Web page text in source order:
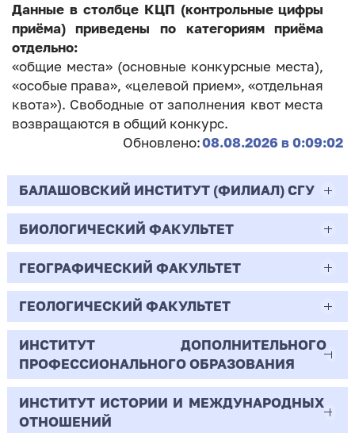
Данные в столбце КЦП (контрольные цифры
приёма) приведены по категориям приёма
отдельно:
«общие места» (основные конкурсные места),
«особые права», «целевой прием», «отдельная
квота»). Свободные от заполнения квот места
возвращаются в общий конкурс.
Обновлено:08.08.2026 в 0:09:02
БАЛАШОВСКИЙ ИНСТИТУТ (ФИЛИАЛ) СГУ
44.03.02
Психолого-педагогическое образование
Очная | Бакалавр
Всего бюджетных мест - 10
Бюджет/
Общие места
Профиль: Практическая
психология образования
БИОЛОГИЧЕСКИЙ ФАКУЛЬТЕТ
06.03.01
Биология
Очная | Бакалавр
Всего бюджетных мест - 50
Бюджет/Общие места
ГЕОГРАФИЧЕСКИЙ ФАКУЛЬТЕТ
05.03.02
География
Очная | Бакалавр
Всего бюджетных мест - 15
ГЕОЛОГИЧЕСКИЙ ФАКУЛЬТЕТ
05.03.01
Геология
Очная | Бакалавр
ИНСТИТУТ ДОПОЛНИТЕЛЬНОГО
ПРОФЕССИОНАЛЬНОГО ОБРАЗОВАНИЯ
38.03.02
ИНСТИТУТ ИСТОРИИ И МЕЖДУНАРОДНЫХ
ОТНОШЕНИЙ